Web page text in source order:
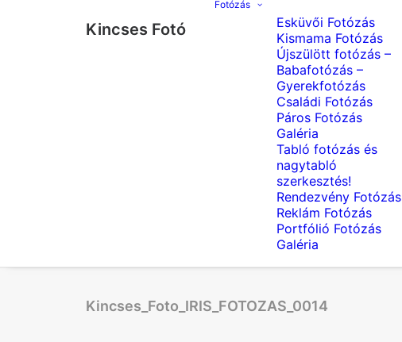
Kincses Fotó
Fotózás
Esküvői Fotózás
Kismama Fotózás
Újszülött fotózás –
Babafotózás –
Gyerekfotózás
Családi Fotózás
Páros Fotózás
Galéria
Tabló fotózás és
nagytabló
szerkesztés!
Rendezvény Fotózás
Reklám Fotózás
Portfólió Fotózás
Galéria
Kincses_Foto_IRIS_FOTOZAS_0014